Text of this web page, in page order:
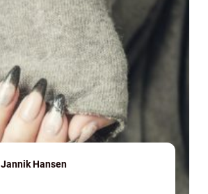
Jannik Hansen